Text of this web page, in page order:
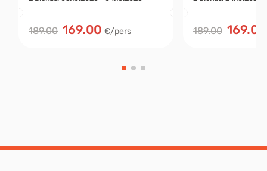
189.00 169.00 €/pers 189.00 169.00